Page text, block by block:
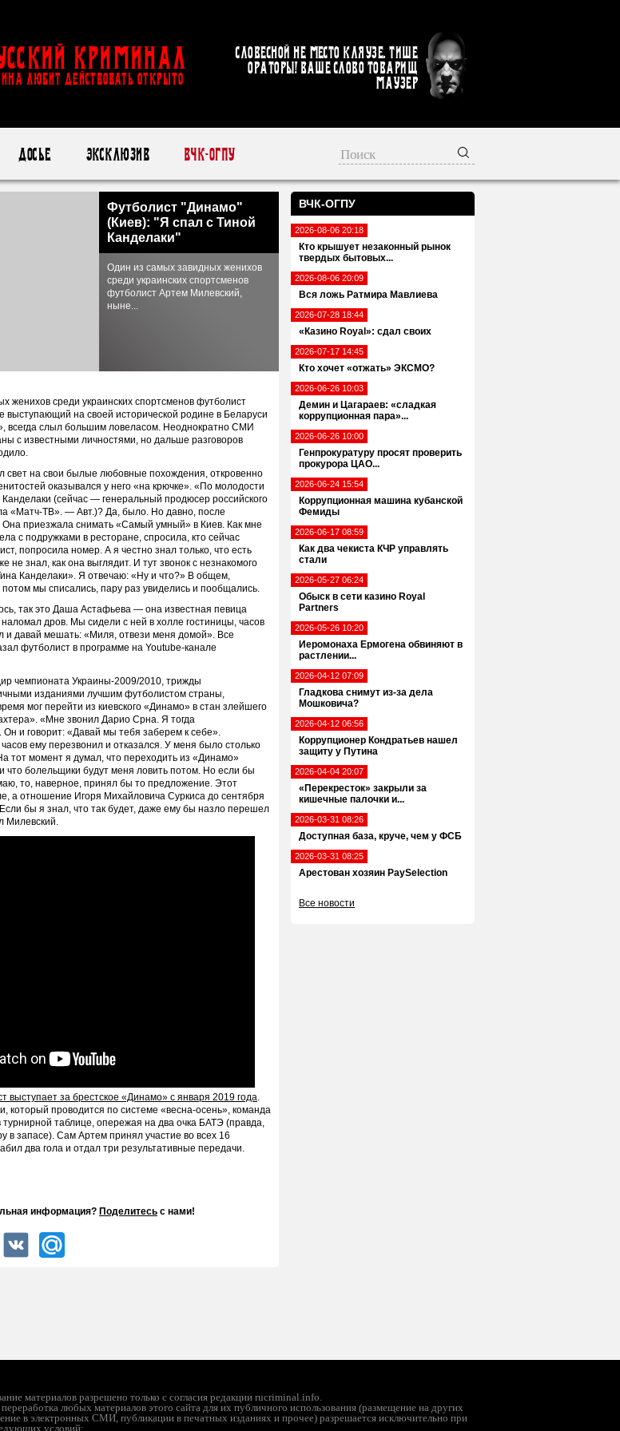
Криминал
ЛЮБИТ ДЕЙСТВОВАТЬ ОТКРЫТО
Словесной не место кляузе. Тише
ораторы! Ваше слово товарищ
Маузер
Досье Эксклюзив ВЧК-ОГПУ
ВЧК-ОГПУ
2026-08-06 20:18
Кто крышует незаконный рынок
твердых бытовых...
2026-08-06 20:09
Вся ложь Ратмира Мавлиева
2026-07-28 18:44
«Казино Royal»: сдал своих
2026-07-17 14:45
Кто хочет «отжать» ЭКСМО?
2026-06-26 10:03
Демин и Цагараев: «сладкая
коррупционная пара»...
2026-06-26 10:00
Генпрокуратуру просят проверить
прокурора ЦАО...
2026-06-24 15:54
Коррупционная машина кубанской
Фемиды
2026-06-17 08:59
Как два чекиста КЧР управлять
стали
2026-05-27 06:24
Обыск в сети казино Royal
Partners
2026-05-26 10:20
Иеромонаха Ермогена обвиняют в
растлении...
2026-04-12 07:09
Гладкова снимут из-за дела
Мошковича?
2026-04-12 06:56
Коррупционер Кондратьев нашел
защиту у Путина
2026-04-04 20:07
«Перекресток» закрыли за
кишечные палочки и...
2026-03-31 08:26
Доступная база, круче, чем у ФСБ
2026-03-31 08:25
Арестован хозяин PaySelection
Все новости
Футболист "Динамо"
(Киев): "Я спал с Тиной
Канделаки"
Один из самых завидных женихов
среди украинских спортсменов
футболист Артем Милевский,
ныне...
женихов среди украинских спортсменов футболист
выступающий на своей исторической родине в Беларуси
всегда слыл большим ловеласом. Неоднократно СМИ
с известными личностями, но дальше разговоров
свет на свои былые любовные похождения, откровенно
оказывался у него «на крючке». «По молодости
(сейчас — генеральный продюсер российского
«Матч-ТВ». — Авт.)? Да, было. Но давно, после
приезжала снимать «Самый умный» в Киев. Как мне
с подружками в ресторане, спросила, кто сейчас
попросила номер. А я честно знал только, что есть
не знал, как она выглядит. И тут звонок с незнакомого
Канделаки». Я отвечаю: «Ну и что?» В общем,
мы списались, пару раз увиделись и пообщались.
так это Даша Астафьева — она известная певица
наломал дров. Мы сидели с ней в холле гостиницы, часов
и давай мешать: «Миля, отвези меня домой». Все
футболист в программе на Youtube-канале
чемпионата Украины-2009/2010, трижды
изданиями лучшим футболистом страны,
мог перейти из киевского «Динамо» в стан злейшего
«Мне звонил Дарио Срна. Я тогда
и говорит: «Давай мы тебя заберем к себе».
ему перезвонил и отказался. У меня было столько
тот момент я думал, что переходить из «Динамо»
что болельщики будут меня ловить потом. Но если бы
то, наверное, принял бы то предложение. Этот
а отношение Игоря Михайловича Суркиса до сентября
бы я знал, что так будет, даже ему бы назло перешел
Милевский.
выступает за брестское «Динамо» с января 2019 года.
который проводится по системе «весна-осень», команда
турнирной таблице, опережая на два очка БАТЭ (правда,
в запасе). Сам Артем принял участие во всех 16
два гола и отдал три результативные передачи.
информация? Поделитесь с нами!
материалов разрешено только с согласия редакции rucriminal.info.
любых материалов этого сайта для их публичного использования (размещение на других
в электронных СМИ, публикации в печатных изданиях и прочее) разрешается исключительно при
условий: